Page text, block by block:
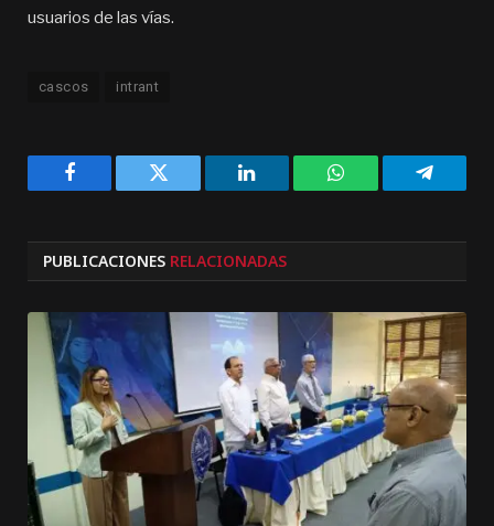
usuarios de las vías.
cascos intrant
Facebook Twitter LinkedIn WhatsApp
PUBLICACIONES RELACIONADAS